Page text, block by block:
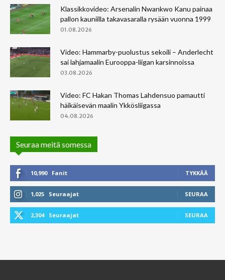
Klassikkovideo: Arsenalin Nwankwo Kanu painaa
pallon kauniilla takavasaralla rysään vuonna 1999
01.08.2026
Video: Hammarby-puolustus sekoili – Anderlecht
sai lahjamaalin Eurooppa-liigan karsinnoissa
03.08.2026
Video: FC Hakan Thomas Lahdensuo pamautti
häikäisevän maalin Ykkösliigassa
04.08.2026
Seuraa meitä somessa
10,990 Fanit TYKKÄÄ
1,025 Seuraajat SEURAA
2,304 Seuraajat SEURAA